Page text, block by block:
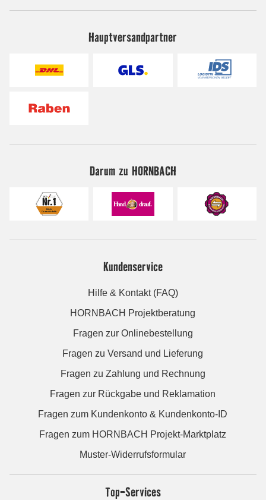
Hauptversandpartner
Darum zu HORNBACH
Kundenservice
Hilfe & Kontakt (FAQ)
HORNBACH Projektberatung
Fragen zur Onlinebestellung
Fragen zu Versand und Lieferung
Fragen zu Zahlung und Rechnung
Fragen zur Rückgabe und Reklamation
Fragen zum Kundenkonto & Kundenkonto-ID
Fragen zum HORNBACH Projekt-Marktplatz
Muster-Widerrufsformular
Top-Services